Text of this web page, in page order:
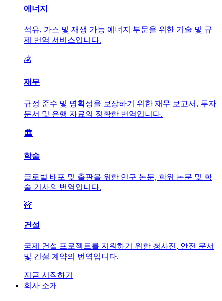
에너지
석유, 가스 및 재생 가능 에너지 부문을 위한 기술 및 규
제 번역 서비스입니다.
💰
재무
규정 준수 및 명확성을 보장하기 위한 재무 보고서, 투자
문서 및 은행 자료의 정확한 번역입니다.
🏛️
학술
글로벌 배포 및 출판을 위한 연구 논문, 학위 논문 및 학
술 기사의 번역입니다.
🚧
건설
국제 건설 프로젝트를 지원하기 위한 청사진, 안전 문서
및 건설 계약의 번역입니다.
지금 시작하기
회사 소개